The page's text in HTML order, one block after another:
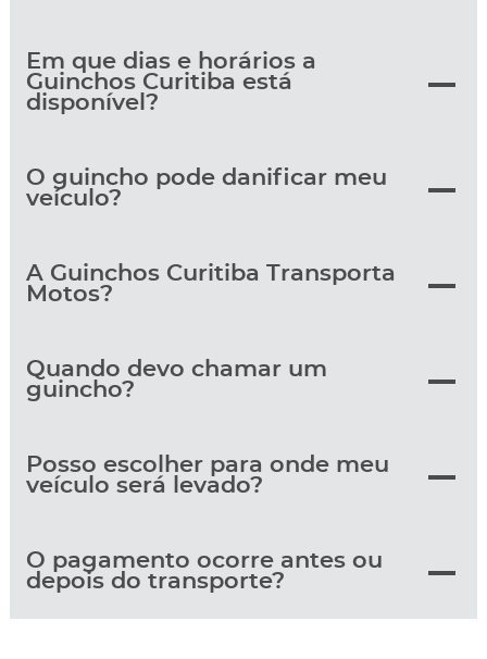
Em que dias e horários a
Guinchos Curitiba está
disponível?
O guincho pode danificar meu
veículo?
A Guinchos Curitiba Transporta
Motos?
Quando devo chamar um
guincho?
Posso escolher para onde meu
veículo será levado?
O pagamento ocorre antes ou
depois do transporte?